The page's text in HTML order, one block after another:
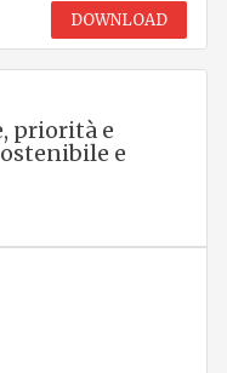
DOWNLOAD
priorità e
e